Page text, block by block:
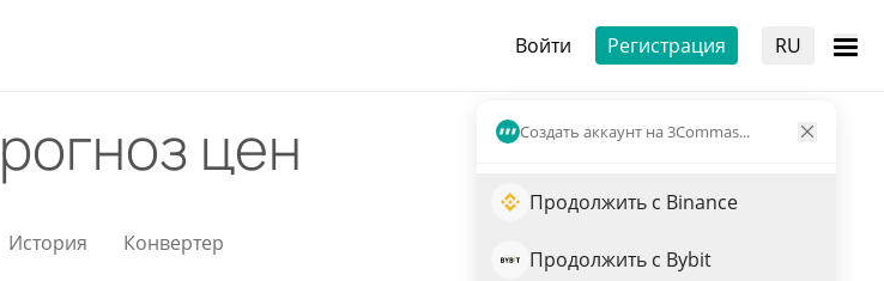
Войти Регистрация RU
Создать аккаунт на 3Commas...
Продолжить с Binance
Продолжить с Bybit
цен
История Конвертер